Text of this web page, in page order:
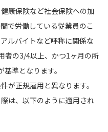
康保険など社会保険への加
で労働している従業員のこ
ルバイトなど呼称に関係な
者の3/4以上、かつ1ヶ月の所
準となります。
が正規雇用と異なります。
は、以下のように適用され